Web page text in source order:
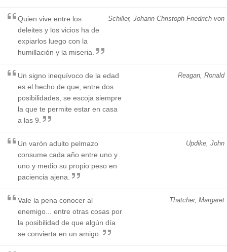
Schiller, Johann Christoph Friedrich von
Quien vive entre los
deleites y los vicios ha de
expiarlos luego con la
humillación y la miseria.
Reagan, Ronald
Un signo inequívoco de la edad
es el hecho de que, entre dos
posibilidades, se escoja siempre
la que te permite estar en casa
a las 9.
Updike, John
Un varón adulto pelmazo
consume cada año entre uno y
uno y medio su propio peso en
paciencia ajena.
Thatcher, Margaret
Vale la pena conocer al
enemigo... entre otras cosas por
la posibilidad de que algún día
se convierta en un amigo.